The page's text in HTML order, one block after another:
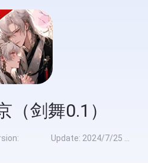
（剑舞0.1）
Update: 2024/7/25 8:00:00